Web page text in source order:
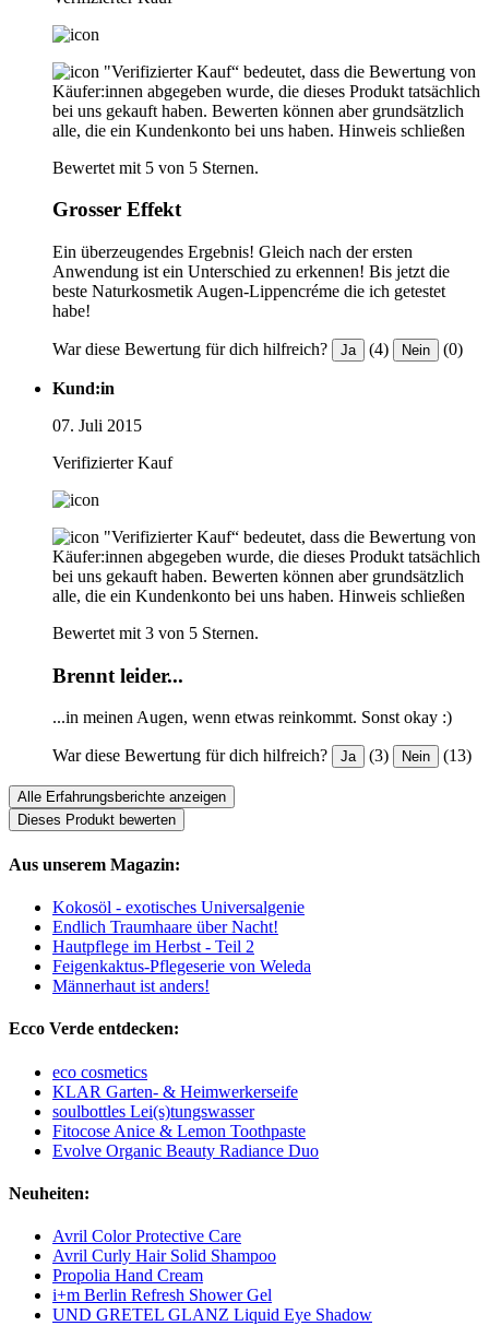
"Verifizierter Kauf“ bedeutet, dass die Bewertung von
Käufer:innen abgegeben wurde, die dieses Produkt tatsächlich
bei uns gekauft haben. Bewerten können aber grundsätzlich
alle, die ein Kundenkonto bei uns haben. Hinweis schließen
Bewertet mit 5 von 5 Sternen.
Grosser Effekt
Ein überzeugendes Ergebnis! Gleich nach der ersten
Anwendung ist ein Unterschied zu erkennen! Bis jetzt die
beste Naturkosmetik Augen-Lippencréme die ich getestet
habe!
War diese Bewertung für dich hilfreich? Ja (4) Nein (0)
Kund:in
07. Juli 2015
Verifizierter Kauf
"Verifizierter Kauf“ bedeutet, dass die Bewertung von
Käufer:innen abgegeben wurde, die dieses Produkt tatsächlich
bei uns gekauft haben. Bewerten können aber grundsätzlich
alle, die ein Kundenkonto bei uns haben. Hinweis schließen
Bewertet mit 3 von 5 Sternen.
Brennt leider...
...in meinen Augen, wenn etwas reinkommt. Sonst okay :)
War diese Bewertung für dich hilfreich? Ja (3) Nein (13)
Alle Erfahrungsberichte anzeigen
Dieses Produkt bewerten
Aus unserem Magazin:
Kokosöl - exotisches Universalgenie
Endlich Traumhaare über Nacht!
Hautpflege im Herbst - Teil 2
Feigenkaktus-Pflegeserie von Weleda
Männerhaut ist anders!
Ecco Verde entdecken:
eco cosmetics
KLAR Garten- & Heimwerkerseife
soulbottles Lei(s)tungswasser
Fitocose Anice & Lemon Toothpaste
Evolve Organic Beauty Radiance Duo
Neuheiten:
Avril Color Protective Care
Avril Curly Hair Solid Shampoo
Propolia Hand Cream
i+m Berlin Refresh Shower Gel
UND GRETEL GLANZ Liquid Eye Shadow